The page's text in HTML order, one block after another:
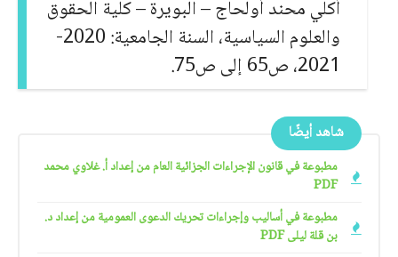
أكلي محند أولحاج – البويرة – كلية الحقوق
والعلوم السياسية، السنة الجامعية: 2020-
2021، ص65 إلى ص75.
شاهد أيضًا
مطبوعة في قانون الإجراءات الجزائية العام من إعداد أ. غلاوي محمد
PDF
مطبوعة في أساليب وإجراءات تحريك الدعوى العمومية من إعداد د.
بن قلة ليلى PDF